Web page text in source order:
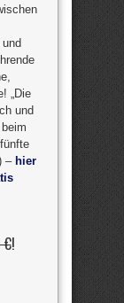
„Die
und
– hier
€!